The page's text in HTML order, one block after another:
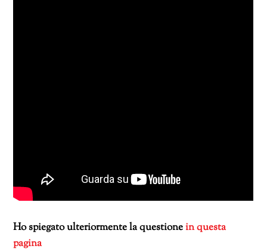
Ho spiegato ulteriormente la questionein questa
pagina